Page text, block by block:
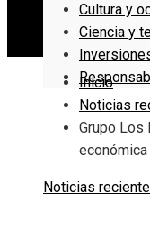
Cultura y
Ciencia y
Inicio
Noticias
Grupo Los
Noticias